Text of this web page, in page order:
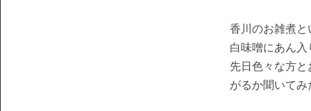
香川のお雑煮
白味噌にあん
先日色々な方
がるか聞いて